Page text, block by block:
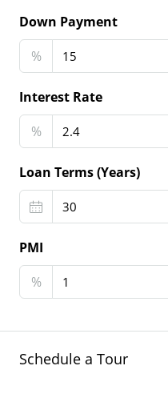
Down Payment
%
Interest Rate
%
Loan Terms (Years)
PMI
%
Schedule a Tour